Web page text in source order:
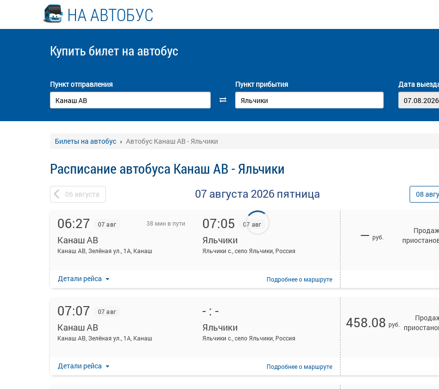
НА АВТОБУС
Купить билет на автобус
Пункт отправления Пункт прибытия Дата
Билеты на автобус Автобус Канаш АВ - Яльчики
Расписание автобуса Канаш АВ - Яльчики
06 августа 07 августа 2026 пятница 08
06:27 07 авг 38 мин в пути
Канаш АВ
Канаш АВ, Зелёная ул., 1А, Канаш
07:05 07 авг
Яльчики
Яльчики с., село Яльчики, Россия
Детали рейса Подробнеео маршруте
— руб.
07:07 07 авг
Канаш АВ
Канаш АВ, Зелёная ул., 1А, Канаш
- : -
Яльчики
Яльчики с., село Яльчики, Россия
Детали рейса Подробнеео маршруте
458.08 руб.